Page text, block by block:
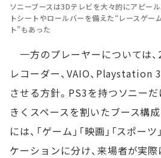
ソニーブースは3Dテレビを大々的にアピール
トシートやロールバーを備えた“レースゲー
ト”もあった
一方のプレーヤーについては
レコーダー、VAIO、Playstation
させる方針。PS3を持つソニー
きくスペースを割いたブース構
には、「ゲーム」「映画」「スポー
ケーションに分け、来場者が実